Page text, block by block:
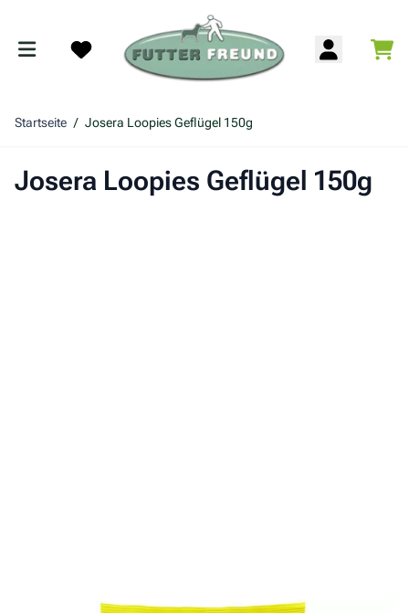
Startseite / Josera Loopies Geflügel 150g
Josera Loopies Geflügel 150g